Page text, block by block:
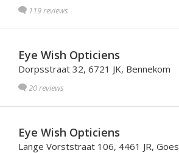
119 reviews
Eye Wish Opticiens
Dorpsstraat 32, 6721 JK, Bennekom
20 reviews
Eye Wish Opticiens
Lange Vorststraat 106, 4461 JR, Goes